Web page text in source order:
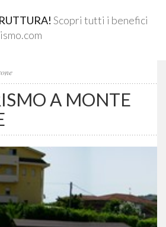
Scopri tutti i benefici
A MONTE